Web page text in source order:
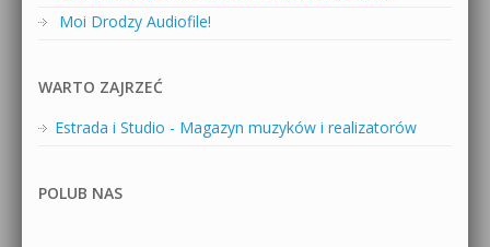
Moi Drodzy Audiofile!
WARTO ZAJRZEĆ
Estrada i Studio - Magazyn muzyków i realizatorów
POLUB NAS